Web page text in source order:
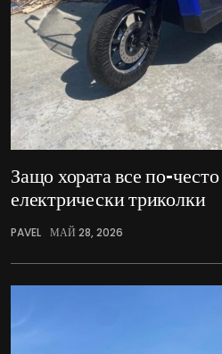
Защо хората все по-
електрически триколки
PAVEL МАЙ 28, 2026